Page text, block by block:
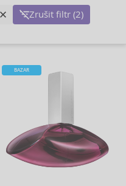
Zrušit filtr (2)
BAZAR